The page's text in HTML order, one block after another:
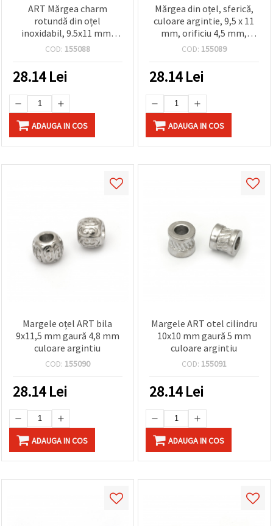
ART Mărgea charm
rotundă din oțel
inoxidabil, 9.5x11 mm,
gaură: 4.5 mm, culoare
COD: 155088
28.14Lei
ADAUGA IN COS
Mărgea din oțel, sferică,
culoare argintie, 9,5 x 11
mm, orificiu 4,5 mm,
accesorii pentru bijuterii
COD: 155089
28.14Lei
ADAUGA IN COS
Margele oțel ART bila
9x11,5 mm gaură 4,8 mm
culoare argintiu
COD: 155090
28.14Lei
ADAUGA IN COS
Margele ART otel cilindru
10x10 mm gaură 5 mm
culoare argintiu
COD: 155091
28.14Lei
ADAUGA IN COS